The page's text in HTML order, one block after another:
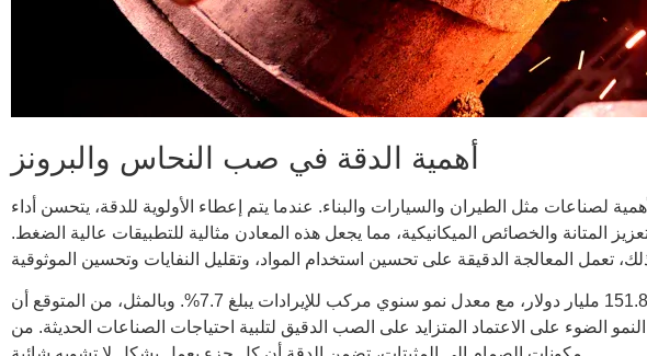
أهمية الدقة في صب النحاس والبرونز
لصناعات مثل الطيران والسيارات والبناء. عندما يتم إعطاء الأولوية للدقة، يتحسن أداء
المتانة والخصائص الميكانيكية، مما يجعل هذه المعادن مثالية للتطبيقات عالية الضغط.
يتزايد الطلب العالمي على الدقة في صب المعادن بسرعة. في عام 2022، بلغت قيمة سوق صب المعادن العالمية 151.80 مليار دولار، مع معدل نمو سنوي مركب للإيرادات يبلغ 7.7%. وبالمثل، من المتوقع أن
قيمته 9.77 مليار دولار في عام 2022، بمعدل نمو سنوي مركب قدره 3.0٪. يسلط هذا النمو الضوء على الاعتماد المتزايد على الصب الدقيق لتلبية احتياجات الصناعات الحديثة. من